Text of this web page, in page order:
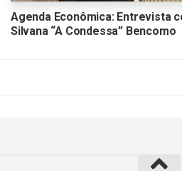
Agenda Econômica: Entrevista
Silvana “A Condessa” Bencomo